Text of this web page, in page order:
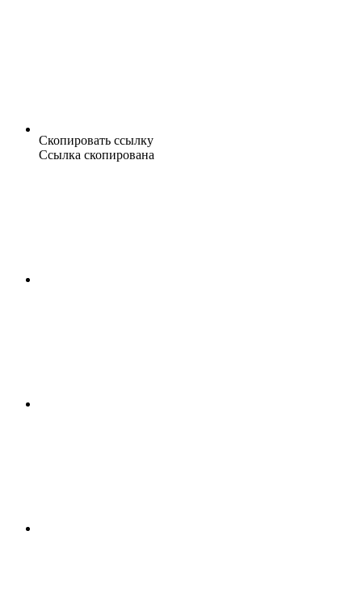
Скопировать ссылку
Ссылка скопирована